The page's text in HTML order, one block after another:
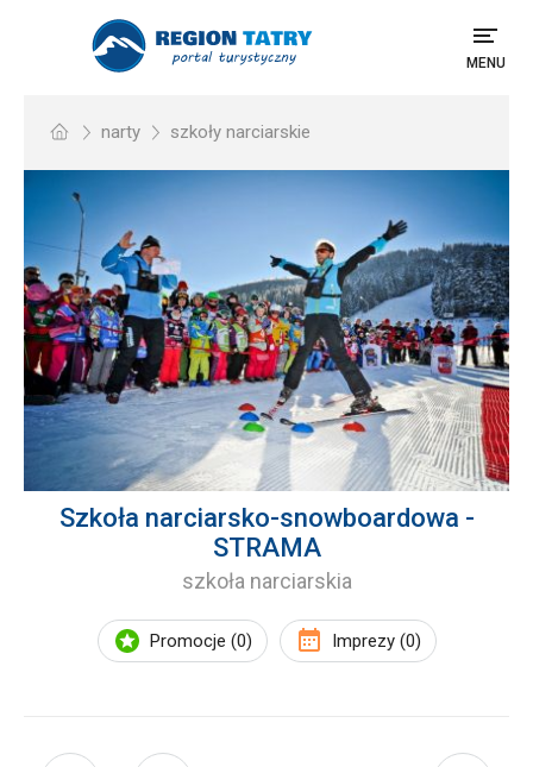
MENU
narty szkoły narciarskie
Szkoła narciarsko-snowboardowa -
STRAMA
szkoła narciarskia
Promocje (0) Imprezy (0)